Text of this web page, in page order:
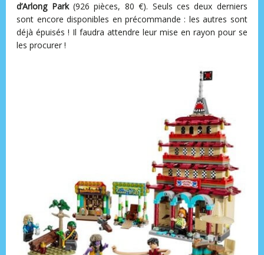
d’Arlong Park(926 pièces, 80 €). Seuls ces deux derniers
sont encore disponibles en précommande : les autres sont
déjà épuisés ! Il faudra attendre leur mise en rayon pour se
les procurer !